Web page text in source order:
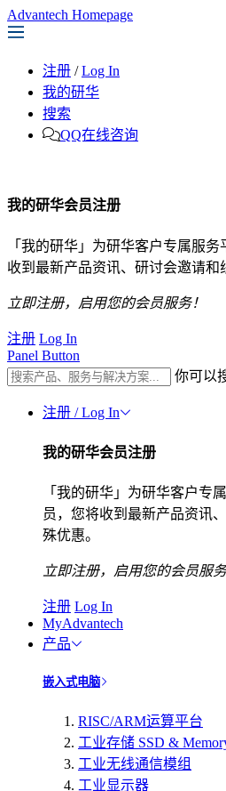
Advantech Homepage
注册 / Log In
我的研华
搜索
QQ在线咨询
我的研华会员注册
「我的研华」为研华客户专属服
收到最新产品资讯、研讨会邀请和
立即注册，启用您的会员服务！
注册 Log In
Panel Button
你可以
注册 / Log In
我的研华会员注册
「我的研华」为研华客户专
员，您将收到最新产品资讯
殊优惠。
立即注册，启用您的会员服务
注册 Log In
MyAdvantech
产品
嵌入式电脑
RISC/ARM运算平台
工业存储 SSD &
工业无线通信模组
工业显示器